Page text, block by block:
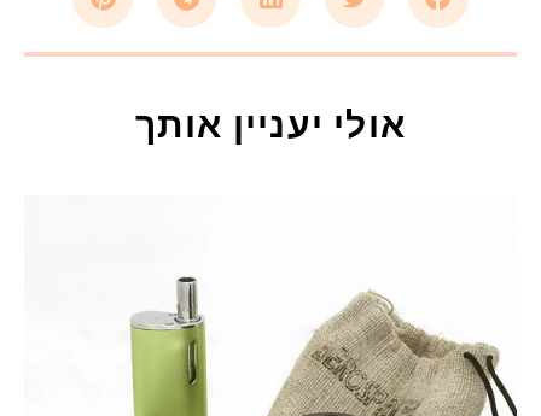
אולי יעניין אותך